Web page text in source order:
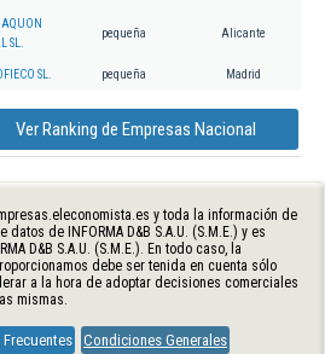
AQUON
SL.
pequeña Alicante
SL. pequeña Madrid
Ver Ranking de Empresas Nacional
y toda la información de
de INFORMA D&B S.A.U. (S.M.E.) y es
D&B S.A.U. (S.M.E.). En todo caso, la
debe ser tenida en cuenta sólo
a la hora de adoptar decisiones comerciales
mismas.
Condiciones Generales